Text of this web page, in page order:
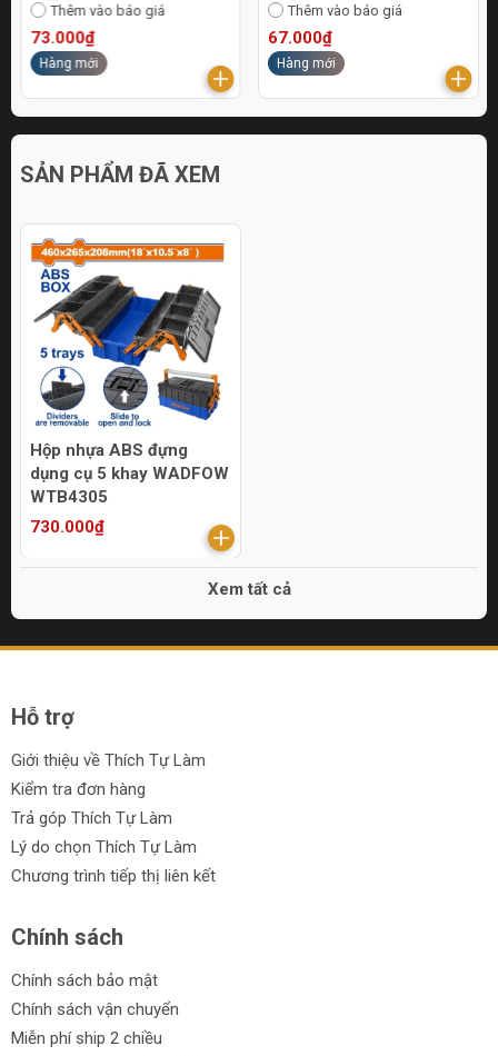
Thêm vào báo giá
73.000₫
Hàng mới
Thêm vào báo giá
67.000₫
Hàng mới
SẢN PHẨM ĐÃ XEM
Hộp nhựa ABS đựng
dụng cụ 5 khay WADFOW
WTB4305
730.000₫
Xem tất cả
Hỗ trợ
Giới thiệu về Thích Tự Làm
Kiểm tra đơn hàng
Trả góp Thích Tự Làm
Lý do chọn Thích Tự Làm
Chương trình tiếp thị liên kết
Chính sách
Chính sách bảo mật
Chính sách vận chuyển
Miễn phí ship 2 chiều